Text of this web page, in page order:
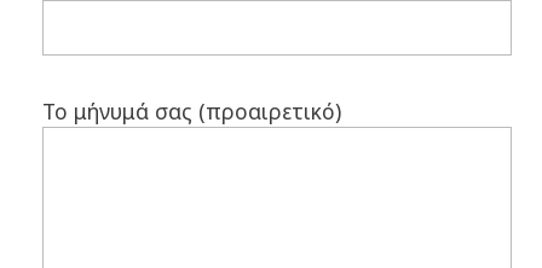
Το μήνυμά σας (προαιρετικό)